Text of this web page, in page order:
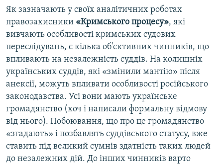
Як зазначають у своїх аналітичних роботах
правозахисники «Кримського процесу», які
вивчають особливості кримських судових
переслідувань, є кілька об'єктивних чинників, що
впливають на незалежність суддів. На колишніх
українських суддів, які «змінили мантію» після
анексії, можуть впливати особливості російського
законодавства. Усі вони мають українське
громадянство (хоч і написали формальну відмову
від нього). Побоювання, що про це громадянство
«згадають» і позбавлять суддівського статусу, вже
ставить під великий сумнів здатність таких людей
до незалежних дій. До інших чинників варто